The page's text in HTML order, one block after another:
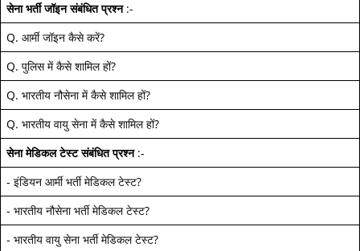
सेना भर्ती जॉइन संबंधित प्रश्न:-
Q. आर्मी जॉइन कैसे करें?
Q. पुलिस में कैसे शामिल हों?
Q. भारतीय नौसेना में कैसे शामिल हों?
Q. भारतीय वायु सेना में कैसे शामिल हों?
सेना मेडिकल टेस्ट संबंधित प्रश्न:-
- इंडियन आर्मी भर्ती मेडिकल टेस्ट?
- भारतीय नौसेना भर्ती मेडिकल टेस्ट?
- भारतीय वायु सेना भर्ती मेडिकल टेस्ट?